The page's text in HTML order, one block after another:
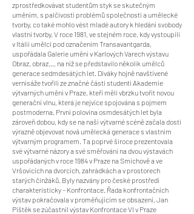
zprostředkovávat studentům styk se skutečným
uměním, s palčivostí problémů společnosti a umělecké
tvorby, co také mohlo vést mladé autory k hledání svobody
vlastní tvorby. V roce 1981, ve stejném roce, kdy vystoupili
v Itálii umělci pod označením Transavantgarda,
uspořádala Galerie umění v Karlových Varech výstavu
Obraz, obraz…, na níž se představilo několik umělců
generace sedmdesátých let. Diváky hojně navštívené
vernisáže tvořili ze značné části studenti Akademie
výtvarných umění v Praze, kteří měli vbrzku tvořit novou
generační vlnu, která je nejvíce spojována s pojmem
postmoderna. První polovina osmdesátých let byla
zároveň dobou, kdy se na naší výtvarné scéně začala dosti
výrazně objevovat nová umělecká generace s vlastním
výtvarným programem. Ta poprvé široce prezentovala
své výtvarné názory a své směřování na dvou výstavách
uspořádaných v roce 1984 v Praze na Smíchově a ve
Vršovicích na dvorcích, zahrádkách a v prostorech
starých činžáků. Byly nazvány pro české prostředí
charakteristicky – Konfrontace. Řada konfrontačních
výstav pokračovala v proměňujícím se obsazení. Jan
Pištěk se zúčastnil výstav Konfrontace VI v Praze